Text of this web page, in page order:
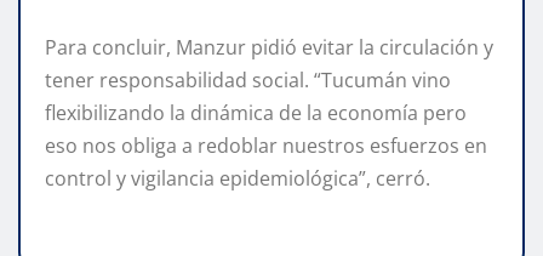
Para concluir, Manzur pidió evitar la circulación y
tener responsabilidad social. “Tucumán vino
flexibilizando la dinámica de la economía pero
eso nos obliga a redoblar nuestros esfuerzos en
control y vigilancia epidemiológica”, cerró.